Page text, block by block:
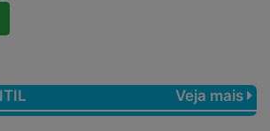
Veja mais